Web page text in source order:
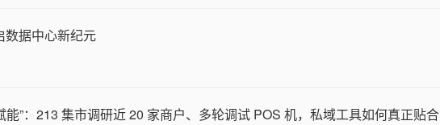
数据中心新纪元
能”：213 集市调研近 20 家商户、多轮调试 POS 机，私域工具如何真正贴合